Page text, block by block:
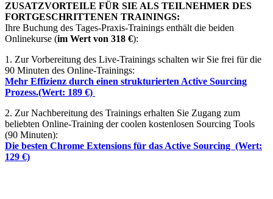
ZUSATZVORTEILE FÜR SIE ALS TEILNEHMER DES
FORTGESCHRITTENEN TRAININGS:
Ihre Buchung des Tages-Praxis-Trainings enthält die beiden
Onlinekurse (im Wert von 318 €):
1. Zur Vorbereitung des Live-Trainings schalten wir Sie frei für die
90 Minuten des Online-Trainings:
Mehr Effizienz durch einen strukturierten Active Sourcing
Prozess.(Wert: 189 €)
2. Zur Nachbereitung des Trainings erhalten Sie Zugang zum
beliebten Online-Training der coolen kostenlosen Sourcing Tools
(90 Minuten):
Die besten Chrome Extensions für das Active Sourcing (Wert:
129 €)